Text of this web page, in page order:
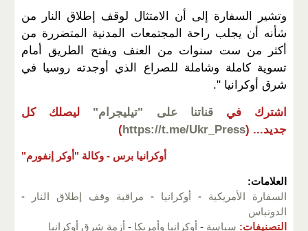
وتشير السفارة إلى أن الامتثال لوقف إطلاق النار من
شأنه أن يجلب راحة المجتمعات المدنية المتضررة من
أكثر من ست سنوات من العنف ويفتح الطريق أمام
تسوية كاملة وشاملة للصراع الذي أوجدته روسيا في
شرق أوكرانيا ".
اشترك في قناتنا على "تيليجرام"
ليصلك كل
جديد... (
https://t.me/Ukr_Press
)
أوكرانيا برس - وكالة "أوكر إنفورم"
العلامات:
السفارة الأمريكية - أوكرانيا - مراقبة وقف إطلاق النار
-
الدونباس
التصنيفات: سياسة - أوكرانيا وأمريكا - أزمة شرق أوكرانيا